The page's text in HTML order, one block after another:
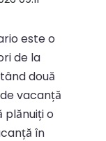
este o
de la
două
vacanță
plănuiți o
în